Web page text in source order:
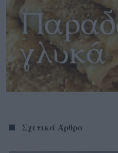
Σχετικά Άρθρα